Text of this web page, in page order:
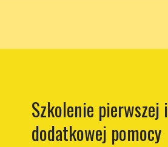
Szkolenie pierwszej i
dodatkowej pomocy